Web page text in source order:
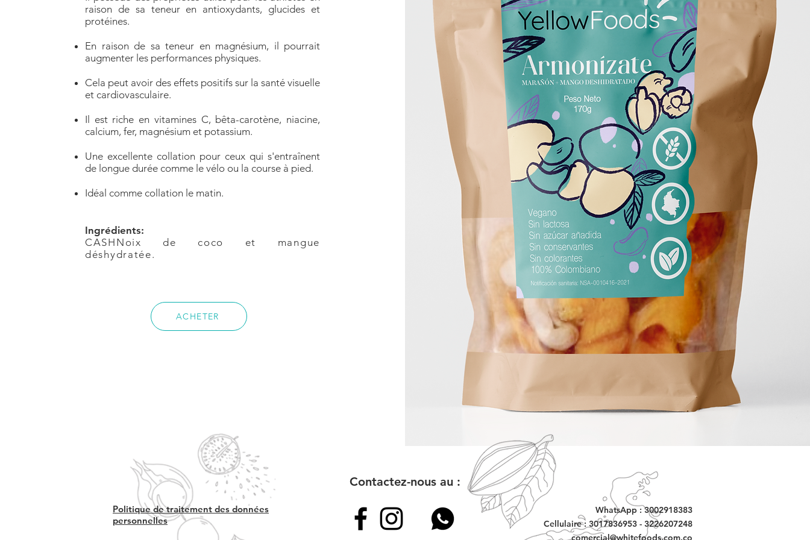
raison de sa teneur en antioxydants, glucides et
protéines.
En raison de sa teneur en magnésium, il pourrait
augmenter les performances physiques.
Cela peut avoir des effets positifs sur la santé visuelle
et cardiovasculaire.
Il est riche en vitamines C, bêta-carotène, niacine,
calcium, fer, magnésium et potassium.
Une excellente collation pour ceux qui s'entraînent
de longue durée comme le vélo ou la course à pied.
Idéal comme collation le matin.
Ingrédients:
CASHNoix de coco et mangue
déshydratée.
ACHETER
Politique de traitement des données
personnelles
Contactez-nous au :
WhatsApp : 3002918383
Cellulaire : 3017836953 - 3226207248
comercial@whitefoods.com.co